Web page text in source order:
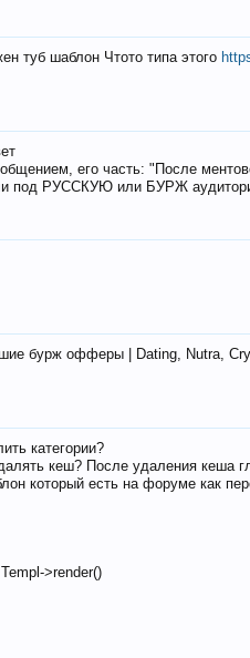
туб шаблон Чтото типа этого
его часть: "После
под РУССКУЮ или БУРЖ
бурж офферы | Dating, Nutra,
категории?
кеш? После удаления кеша
который есть на форуме как
>render()